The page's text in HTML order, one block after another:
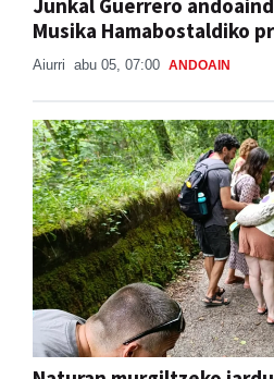
Junkal Guerrero
Musika Hamabostaldiko
Aiurri abu 05, 07:00 ANDOAIN